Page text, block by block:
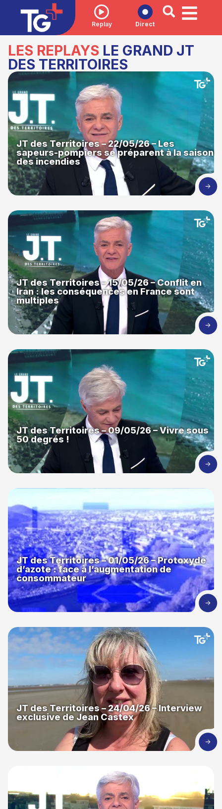
Replay Direct
LES REPLAYS LE GRAND JT
DES TERRITOIRES
JT des Territoires – 22/05/26 – Les
sapeurs-pompiers se préparent à la saison
des incendies
JT des Territoires – 15/05/26 – Conflit en
Iran : les conséquences en France sont
multiples
JT des Territoires – 09/05/26 – Vivre sous
50 degrés !
JT des Territoires – 01/05/26 – Protoxyde
d’azote : face à l’augmentation de
consommateur
JT des Territoires – 24/04/26 – Interview
exclusive de Jean Castex